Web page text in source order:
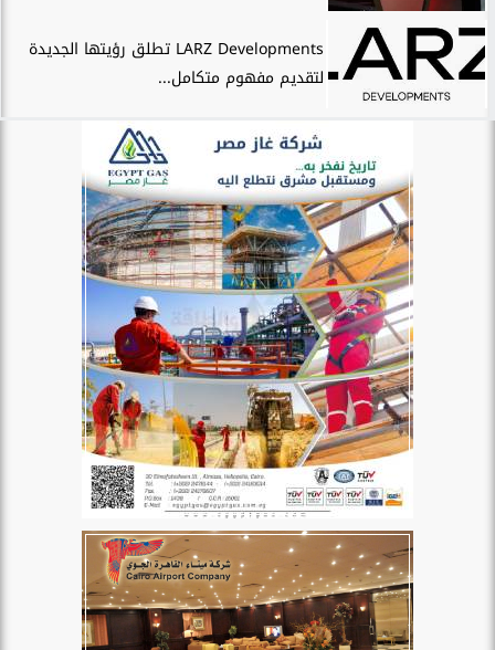
LARZ Developments تطلق رؤيتها الجديدة
لتقديم مفهوم متكامل...